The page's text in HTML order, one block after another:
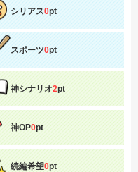
シリアス0pt
スポーツ0pt
神シナリオ2pt
神OP0pt
続編希望0pt